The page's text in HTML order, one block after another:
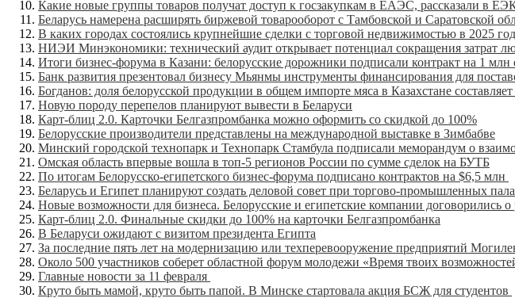
Какие новые группы товаров получат доступ к госзакупкам в ЕАЭС, рассказали в
Беларусь намерена расширять биржевой товарооборот с Тамбовской и Саратовской
В каких городах состоялись крупнейшие сделки с торговой недвижимостью в 2025
НИЭИ Минэкономики: технический аудит открывает потенциал сокращения затрат
Итоги бизнес-форума в Казани: белорусские дорожники подписали контракт на 1 млн
Банк развития презентовал бизнесу Мьянмы инструменты финансирования для
Богданов: доля белорусской продукции в общем импорте мяса в Казахстане
Новую породу перепелов планируют вывести в Беларуси
Карт-блиц 2.0. Карточки Белгазпромбанка можно оформить со скидкой до 100%
Белорусские производители представлены на международной выставке в Зимбабве
Минский городской технопарк и Технопарк Стамбула подписали меморандум о
Омская область впервые вошла в топ-5 регионов России по сумме сделок на БУТБ
По итогам Белорусско-египетского бизнес-форума подписано контрактов на $6,5 млн
Беларусь и Египет планируют создать деловой совет при торгово-промышленных
Новые возможности для бизнеса. Белорусские и египетские компании договорились
Карт-блиц 2.0. Финальные скидки до 100% на карточки Белгазпромбанка
В Беларуси ожидают с визитом президента Египта
За последние пять лет на модернизацию или техперевооружение предприятий
Около 500 участников соберет областной форум молодежи «Время твоих
Главные новости за 11 февраля
Круто быть мамой, круто быть папой. В Минске стартовала акция БСЖ для студентов